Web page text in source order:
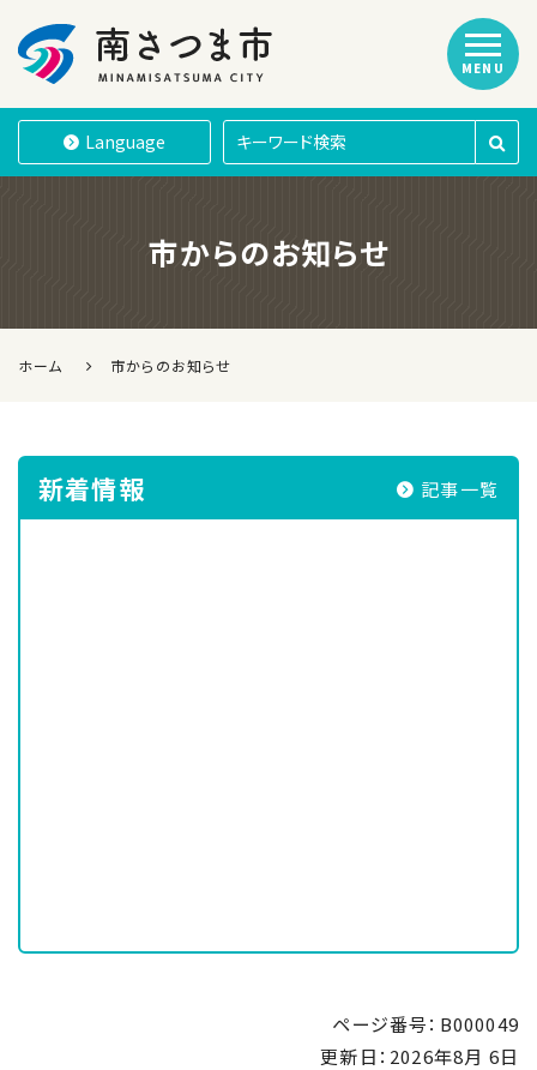
南さつま市
Language
MENU
市からのお知らせ
ホーム 市からのお知らせ
新着情報 記事一覧
ページ番号：B000049
更新日： 2026年8月 6日